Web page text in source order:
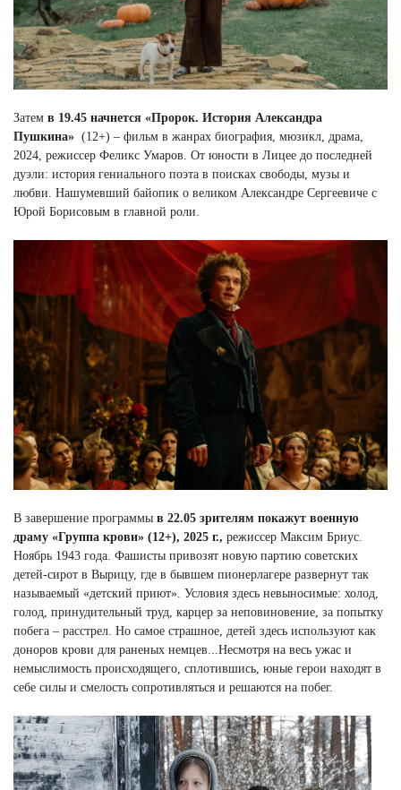
Затем в 19.45 начнется «Пророк. История Александра
Пушкина» (12+) – фильм в жанрах биография, мюзикл, драма,
2024, режиссер Феликс Умаров. От юности в Лицее до последней
дуэли: история гениального поэта в поисках свободы, музы и
любви. Нашумевший байопик о великом Александре Сергеевиче с
Юрой Борисовым в главной роли.
В завершение программы в 22.05 зрителям покажут военную
драму «Группа крови» (12+), 2025 г., режиссер Максим Бриус.
Ноябрь 1943 года. Фашисты привозят новую партию советских
детей-сирот в Вырицу, где в бывшем пионерлагере развернут так
называемый «детский приют». Условия здесь невыносимые: холод,
голод, принудительный труд, карцер за неповиновение, за попытку
побега – расстрел. Но самое страшное, детей здесь используют как
доноров крови для раненых немцев...Несмотря на весь ужас и
немыслимость происходящего, сплотившись, юные герои находят в
себе силы и смелость сопротивляться и решаются на побег.